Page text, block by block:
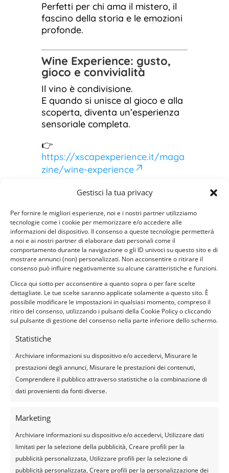
Gestisci la tua privacy
Per fornire le migliori esperienze, noi e i nostri partner utilizziamo
tecnologie come i cookie per memorizzare e/o accedere alle
informazioni del dispositivo. Il consenso a queste tecnologie permetterà
a noi e ai nostri partner di elaborare dati personali come il
comportamento durante la navigazione o gli ID univoci su questo sito e di
mostrare annunci (non) personalizzati. Non acconsentire o ritirare il
consenso può influire negativamente su alcune caratteristiche e funzioni.
Clicca qui sotto per acconsentire a quanto sopra o per fare scelte
dettagliate. Le tue scelte saranno applicate solamente a questo sito. È
possibile modificare le impostazioni in qualsiasi momento, compreso il
ritiro del consenso, utilizzando i pulsanti della Cookie Policy o cliccando
sul pulsante di gestione del consenso nella parte inferiore dello schermo.
Statistiche
Archiviare informazioni su dispositivo e/o accedervi, Misurare le
prestazioni degli annunci, Misurare le prestazioni dei contenuti,
Comprendere il pubblico attraverso statistiche o la combinazione di
dati provenienti da fonti diverse.
Marketing
Archiviare informazioni su dispositivo e/o accedervi, Utilizzare dati
limitati per la selezione della pubblicità, Creare profili per la
pubblicità personalizzata, Utilizzare profili per la selezione di
pubblicità personalizzata, Creare profili per la personalizzazione dei
Perfetti per chi ama il mistero, il
fascino della storia e le emozioni
profonde.
Wine Experience: gusto,
gioco e convivialità
Il vino è condivisione.
E quando si unisce al gioco e alla
scoperta, diventa un’esperienza
sensoriale completa.
👉
https://xscapexperience.it/maga
zine/wine-experience
Wine Experience di Natale
storytelling, enigmi e percorsi tra
cantine e colline.
Un regalo elegante, perfetto per
coppie o piccoli gruppi.
Weekend esperienziali nei
borghi
Non sempre serve una lunga
vacanza.
progettato per creare un ricordo
indelebile.
Un weekend esperienziale
include:
degustazioni
tempo lento